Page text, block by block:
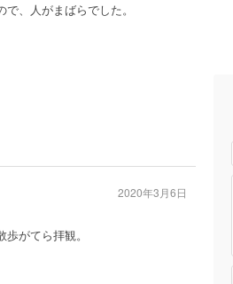
、人がまばらでした。
がてら拝観。
2020年3月6日